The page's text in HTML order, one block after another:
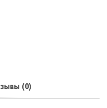
(0)